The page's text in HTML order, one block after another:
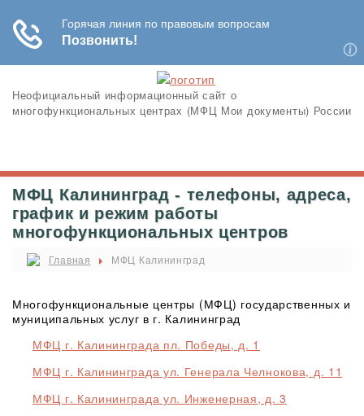
Неофициальный информационный сайт о
многофункциональных центрах (МФЦ Мои документы) России
МФЦ Калининград - телефоны, адреса,
график и режим работы
многофункциональных центров
Главная МФЦ Калининград
Многофункциональные центры (МФЦ) государственных и
муниципальных услуг в г. Калининград
МФЦ г. Калининграда пл. Победы, д. 1
МФЦ г. Калининграда ул. Генерала Челнокова, д. 11
МФЦ г. Калининграда ул. Инженерная, д. 3